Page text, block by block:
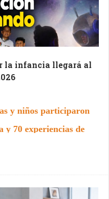
la infancia llegará al
y niños participaron
y 70 experiencias de
ocuparán Plaza